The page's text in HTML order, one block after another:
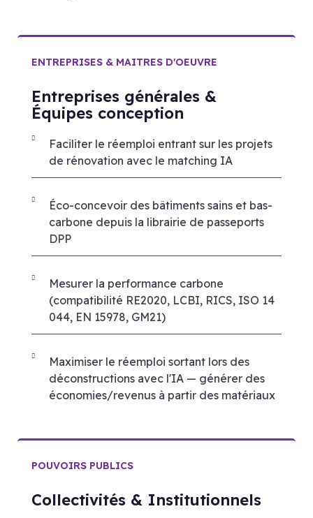
ENTREPRISES & MAITRES D'OEUVRE
Entreprises générales &
Équipes conception
Faciliter le réemploi entrant sur les projets
de rénovation avec le matching IA
Éco-concevoir des bâtiments sains et bas-
carbone depuis la librairie de passeports
DPP
Mesurer la performance carbone
(compatibilité RE2020, LCBI, RICS, ISO 14
044, EN 15978, GM21)
Maximiser le réemploi sortant lors des
déconstructions avec l'IA — générer des
économies/revenus à partir des matériaux
POUVOIRS PUBLICS
Collectivités & Institutionnels